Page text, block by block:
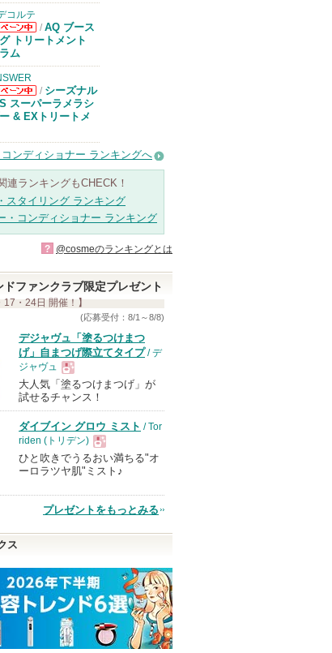
コルテ
コルテ
知らせ
/ AQ ブース
トリートメント
ム
知らせ
す
/ シーズナル
スーパーラメラシ
& EXトリートメ
ンディショナー ランキングへ
連ランキングもCHECK！
スタイリング ランキング
・コンディショナー ランキング
? @cosmeのランキングとは
ドファンクラブ限定プレゼント
17・24日 開催！】
(応募受付：8/1～8/8)
デジャヴュ「塗るつけまつ
げ」自まつげ際立てタイプ/ デ
ジャヴュ
現
品
大人気「塗るつけまつげ」が
試せるチャンス！
ダイブイン グロウ ミスト / Tor
riden (トリデン)
現
品
ひと吹きでうるおい満ちる"オ
ーロラツヤ肌"ミスト♪
プレゼントをもっとみる
ス